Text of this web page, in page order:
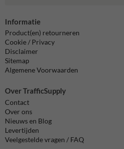
Informatie
Product(en) retourneren
Cookie / Privacy
Disclaimer
Sitemap
Algemene Voorwaarden
Over TrafficSupply
Contact
Over ons
Nieuws en Blog
Levertijden
Veelgestelde vragen / FAQ